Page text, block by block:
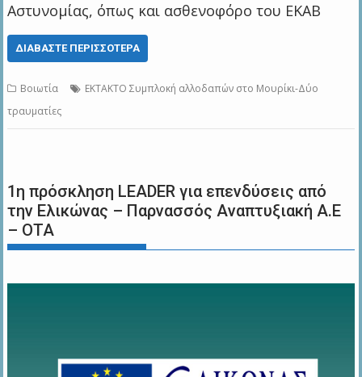
Αστυνομίας, όπως και ασθενοφόρο του ΕΚΑΒ
ΔΙΑΒΆΣΤΕ ΠΕΡΙΣΣΌΤΕΡΑ
Βοιωτία
ΕΚΤΑΚΤΟ Συμπλοκή αλλοδαπών στο Μουρίκι-Δύο
τραυματίες
1η πρόσκληση LEADER για επενδύσεις από
την Ελικώνας – Παρνασσός Αναπτυξιακή Α.Ε
– ΟΤΑ